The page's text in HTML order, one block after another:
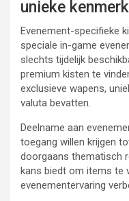
unieke
Evenement-specifieke
speciale in-game
slechts tijdelijk
premium kisten te
exclusieve wapens,
valuta bevatten.
Deelname aan
toegang willen krijgen
doorgaans thematisch
kans biedt om items te
evenementervaring